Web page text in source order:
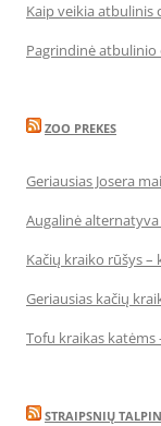
Kaip veikia atbulinis
Pagrindinė
ZOO PREKES
Geriausias Josera
Augalinė
Kačių kraiko rūšys
Geriausias kačių
Tofu kraikas katėms
STRAIPSNIŲ